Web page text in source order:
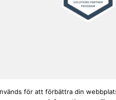
för att förbättra din